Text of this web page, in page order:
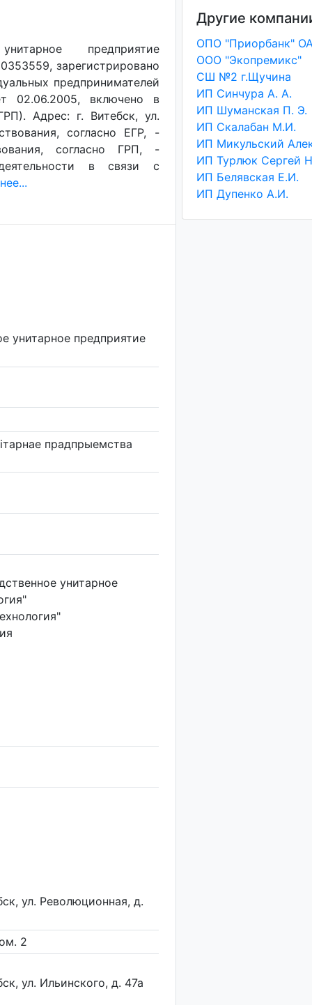
предприятие
зарегистрировано
предпринимателей
02.06.2005, включено в
Адрес: г. Витебск, ул.
согласно ЕГР, -
согласно ГРП, -
в связи с
унитарное предприятие
прадпрыемства
унитарное
ул. Революционная, д.
2
ул. Ильинского, д. 47а
Другие
ОПО "Приорбанк"
ООО "Экопремикс"
СШ №2 г.Щучина
ИП Синчура А. А.
ИП Шуманская П. Э.
ИП Скалабан М.И.
ИП Белявская Е.И.
ИП Дупенко А.И.